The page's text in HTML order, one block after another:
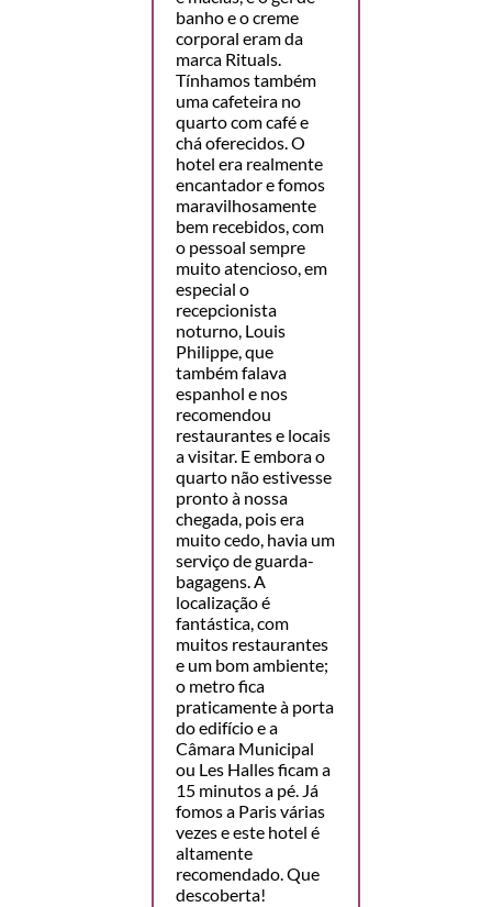
banho e o creme
corporal eram da
marca Rituals.
Tínhamos também
uma cafeteira no
quarto com café e
chá oferecidos. O
hotel era realmente
encantador e fomos
maravilhosamente
bem recebidos, com
o pessoal sempre
muito atencioso, em
especial o
recepcionista
noturno, Louis
Philippe, que
também falava
espanhol e nos
recomendou
restaurantes e locais
a visitar. E embora o
quarto não estivesse
pronto à nossa
chegada, pois era
muito cedo, havia um
serviço de guarda-
bagagens. A
localização é
fantástica, com
muitos restaurantes
e um bom ambiente;
o metro fica
praticamente à porta
do edifício e a
Câmara Municipal
ou Les Halles ficam a
15 minutos a pé. Já
fomos a Paris várias
vezes e este hotel é
altamente
recomendado. Que
descoberta!